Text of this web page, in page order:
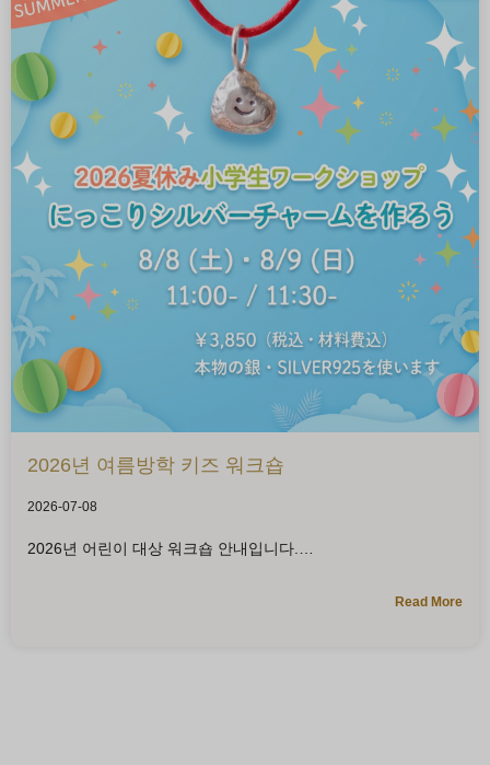
2026년 여름방학 키즈 워크숍
2026-07-08
2026년 어린이 대상 워크숍 안내입니다.
Read More